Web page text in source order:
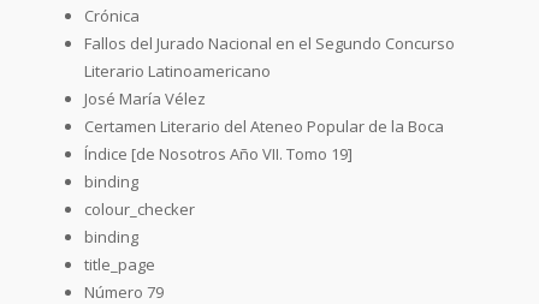
Crónica
Fallos del Jurado Nacional en el Segundo Concurso
Literario Latinoamericano
José María Vélez
Certamen Literario del Ateneo Popular de la Boca
Índice [de Nosotros Año VII. Tomo 19]
binding
colour_checker
binding
title_page
Número 79